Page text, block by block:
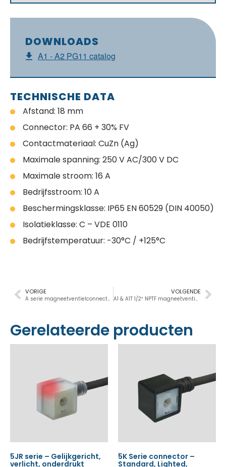
DOWNLOADS
A1 - A2 PG11 catalog
TECHNISCHE DATA
Afstand: 18 mm
Connector: PA 66 + 30% FV
Contactmateriaal: CuZn (Ag)
Maximale spanning: 250 V AC/300 V DC
Maximale stroom: 16 A
Bedrijfsstroom: 10 A
Beschermingsklasse: IP65 EN 60529 (DIN 40050)
Isolatieklasse: C – VDE 0110
Bedrijfstemperatuur: -30°C / +125°C
VOLGENDE
VORIGE
Gerelateerde producten
5JR serie – Gelijkgericht,
verlicht, onderdrukt
5K Serie connector –
Standard, Lighted,